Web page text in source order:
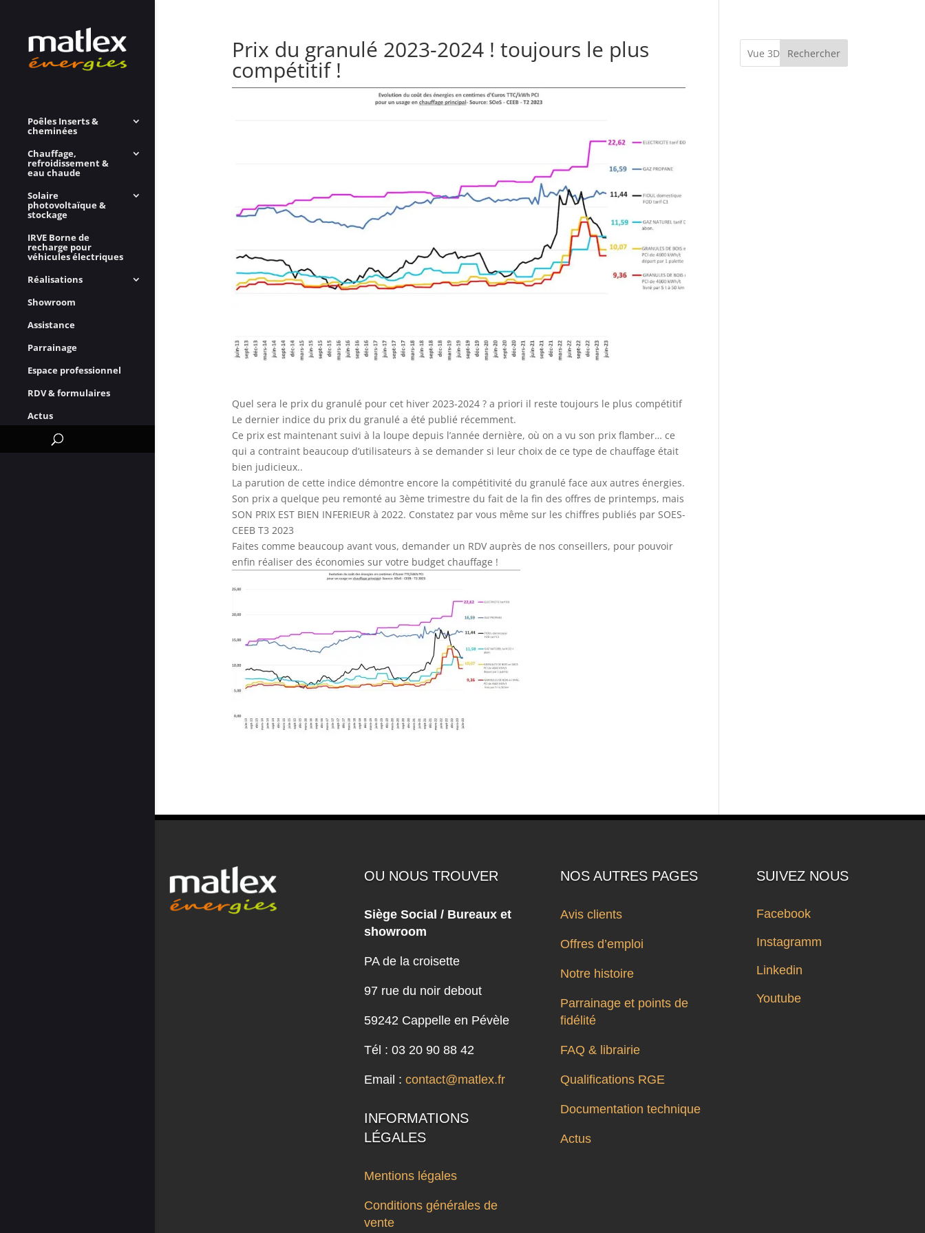
Poêles Inserts &
cheminées
Chauffage,
refroidissement &
eau chaude
Solaire
photovoltaïque &
stockage
IRVE Borne de
recharge pour
véhicules électriques
Réalisations
Showroom
Assistance
Parrainage
Espace professionnel
RDV & formulaires
Actus
Prix du granulé 2023-2024 ! toujours le plus
compétitif !
Quel sera le prix du granulé pour cet hiver 2023-2024 ? a priori il reste toujours le plus compétitif
Le dernier indice du prix du granulé a été publié récemment.
Ce prix est maintenant suivi à la loupe depuis l’année dernière, où on a vu son prix flamber… ce
qui a contraint beaucoup d’utilisateurs à se demander si leur choix de ce type de chauffage était
bien judicieux..
La parution de cette indice démontre encore la compétitivité du granulé face aux autres énergies.
Son prix a quelque peu remonté au 3ème trimestre du fait de la fin des offres de printemps, mais
SON PRIX EST BIEN INFERIEUR à 2022. Constatez par vous même sur les chiffres publiés par SOES-
CEEB T3 2023
Faites comme beaucoup avant vous, demander un RDV auprès de nos conseillers, pour pouvoir
enfin réaliser des économies sur votre budget chauffage !
Rechercher
OU NOUS TROUVER
Siège Social / Bureaux et
showroom
PA de la croisette
97 rue du noir debout
59242 Cappelle en Pévèle
Tél : 03 20 90 88 42
Email :contact@matlex.fr
INFORMATIONS
LÉGALES
Mentions légales
Conditions générales de
vente
NOS AUTRES PAGES
Avis clients
Offres d’emploi
Notre histoire
Parrainage et points de
fidélité
FAQ & librairie
Qualifications RGE
Documentation technique
Actus
SUIVEZ NOUS
Facebook
Instagramm
Linkedin
Youtube